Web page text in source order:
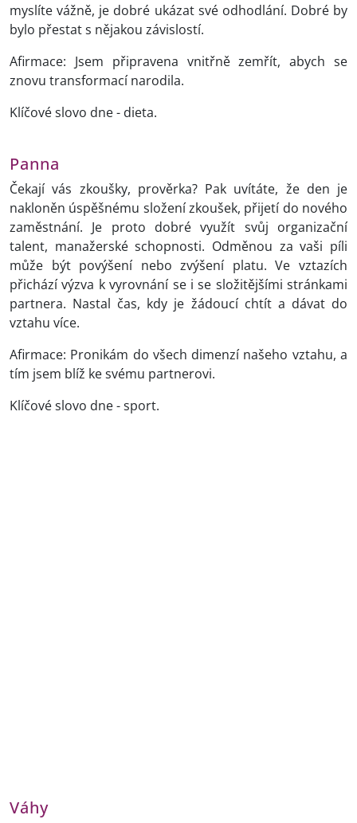
myslíte vážně, je dobré ukázat své odhodlání. Dobré by
bylo přestat s nějakou závislostí.
Afirmace: Jsem připravena vnitřně zemřít, abych se
znovu transformací narodila.
Klíčové slovo dne - dieta.
Panna
Čekají vás zkoušky, prověrka? Pak uvítáte, že den je
nakloněn úspěšnému složení zkoušek, přijetí do nového
zaměstnání. Je proto dobré využít svůj organizační
talent, manažerské schopnosti. Odměnou za vaši píli
může být povýšení nebo zvýšení platu. Ve vztazích
přichází výzva k vyrovnání se i se složitějšími stránkami
partnera. Nastal čas, kdy je žádoucí chtít a dávat do
vztahu více.
Afirmace: Pronikám do všech dimenzí našeho vztahu, a
tím jsem blíž ke svému partnerovi.
Klíčové slovo dne - sport.
Váhy